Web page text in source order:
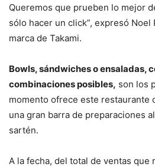
Queremos que prueben lo mejor
sólo hacer un click”, expresó Noel
marca de Takami.
Bowls, sándwiches o ensaladas,
combinaciones posibles, son los
momento ofrece este restaurante
una gran barra de preparaciones
sartén.
A la fecha, del total de ventas que